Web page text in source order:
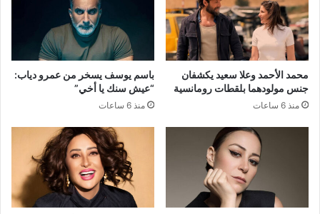
محمد الأحمد وعلا سعيد يكشفان
جنس مولودهما بلقطات رومانسية
منذ 6 ساعات
باسم يوسف يسخر من عمرو دياب:
“عيش سنك يا أخي”
منذ 6 ساعات